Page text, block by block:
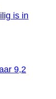
is in
9,2